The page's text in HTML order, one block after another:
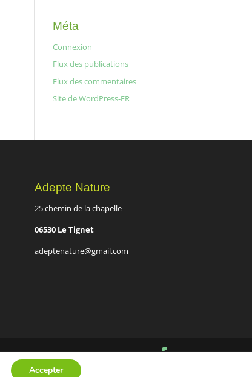
Méta
Connexion
Flux des publications
Flux des commentaires
Site de WordPress-FR
Adepte Nature
25 chemin de la chapelle
06530 Le Tignet
adeptenature@gmail.com
Accepter